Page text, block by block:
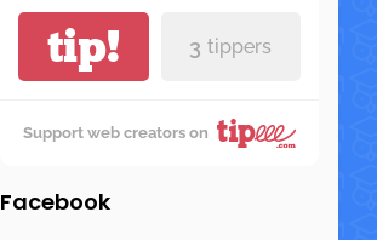
tip! 3 tippers
Support web creators on
Facebook